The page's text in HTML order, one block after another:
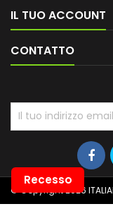
IL TUO ACCOUNT
CONTATTO
© Copyright 2026
Recesso